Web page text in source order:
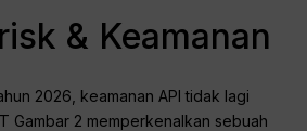
& Keamanan
2026, keamanan API tidak lagi
Gambar 2 memperkenalkan sebuah